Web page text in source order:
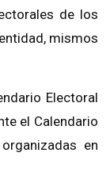
de los
mismos
Electoral
el Calendario
en